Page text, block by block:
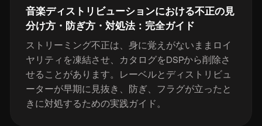
音楽ディストリビューションにおける不正の見
分け方・防ぎ方・対処法：完全ガイド
ストリーミング不正は、身に覚えがないままロイ
ヤリティを凍結させ、カタログをDSPから削除さ
せることがあります。レーベルとディストリビュ
ーターが早期に見抜き、防ぎ、フラグが立ったと
きに対処するための実践ガイド。